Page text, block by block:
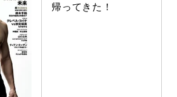
帰ってきた！